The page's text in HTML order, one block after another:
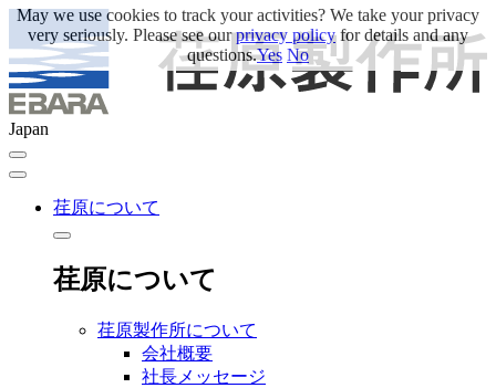
Japan
荏原について
荏原について
荏原製作所について
会社概要
社長メッセージ
May we use cookies to track your activities? We take your privacy
very seriously. Please see ourprivacy policyfor details and any
questions.Yes No